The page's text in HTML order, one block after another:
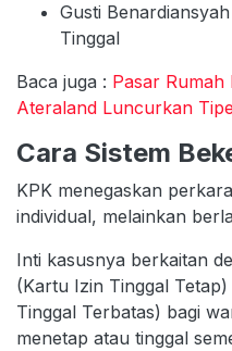
Gusti
Tinggal
Baca juga : Pasar Rumah
Ateraland Luncurkan
Cara Sistem
KPK menegaskan
individual, melainkan
Inti kasusnya berkaitan
(Kartu Izin Tinggal
Tinggal Terbatas) bagi
menetap atau tinggal